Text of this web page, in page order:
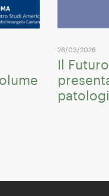
26/03/2026
Il